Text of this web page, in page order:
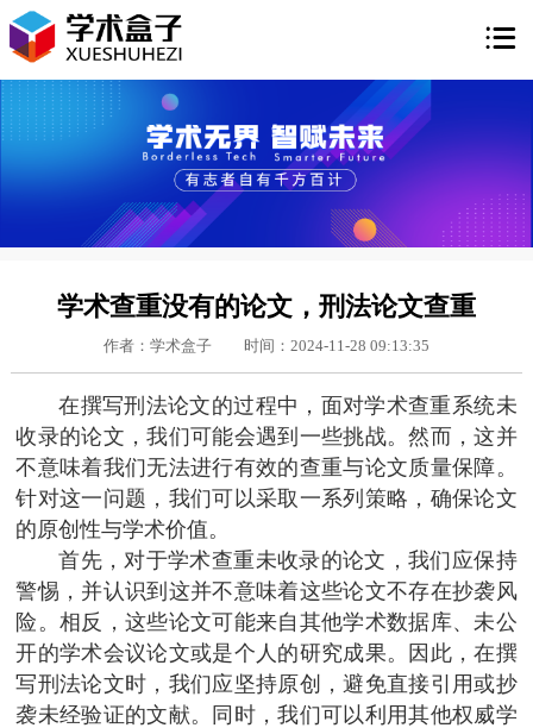

学术查重没有的论文，刑法论文查重
作者：学术盒子 时间：2024-11-28 09:13:35
在撰写刑法论文的过程中，面对学术查重系统未
收录的论文，我们可能会遇到一些挑战。然而，这并
不意味着我们无法进行有效的查重与论文质量保障。
针对这一问题，我们可以采取一系列策略，确保论文
的原创性与学术价值。
首先，对于学术查重未收录的论文，我们应保持
警惕，并认识到这并不意味着这些论文不存在抄袭风
险。相反，这些论文可能来自其他学术数据库、未公
开的学术会议论文或是个人的研究成果。因此，在撰
写刑法论文时，我们应坚持原创，避免直接引用或抄
袭未经验证的文献。同时，我们可以利用其他权威学